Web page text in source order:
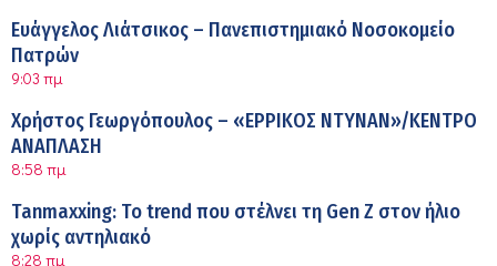
Ευάγγελος Λιάτσικος – Πανεπιστημιακό Νοσοκομείο
Πατρών
9:03 πμ
Χρήστος Γεωργόπουλος – «ΕΡΡΙΚΟΣ ΝΤΥΝΑΝ»/ΚΕΝΤΡΟ
ΑΝΑΠΛΑΣΗ
8:58 πμ
Tanmaxxing: To trend που στέλνει τη Gen Z στον ήλιο
χωρίς αντηλιακό
8:28 πμ